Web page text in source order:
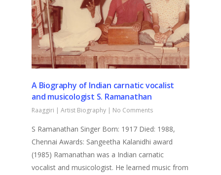
A Biography of Indian carnatic vocalist
and musicologist S. Ramanathan
Raaggiri |Artist Biography | No Comments
S Ramanathan Singer Born: 1917 Died: 1988,
Chennai Awards: Sangeetha Kalanidhi award
(1985) Ramanathan was a Indian carnatic
vocalist and musicologist. He learned music from